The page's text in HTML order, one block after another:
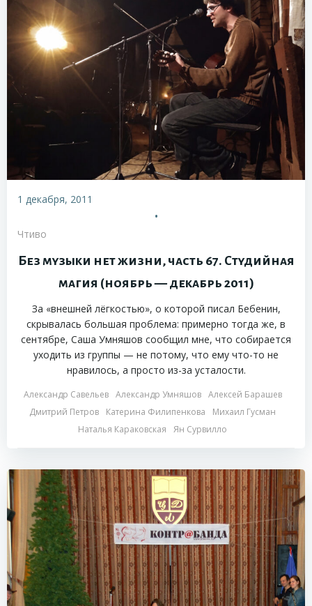
1 декабря, 2011
•
Чтиво
Без музыки нет жизни, часть 67. Студийная
магия (ноябрь — декабрь 2011)
За «внешней лёгкостью», о которой писал Бебенин,
скрывалась большая проблема: примерно тогда же, в
сентябре, Саша Умняшов сообщил мне, что собирается
уходить из группы — не потому, что ему что-то не
нравилось, а просто из-за усталости.
Александр Савельев Александр Умняшов
Алексей Барашев
Дмитрий Петров
Катерина Филипенкова
Михаил Гусман
Наталья Караковская
Ян Сурвилло